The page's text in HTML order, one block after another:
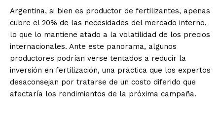
Argentina, si bien es productor de fertilizantes, apenas
cubre el 20% de las necesidades del mercado interno,
lo que lo mantiene atado a la volatilidad de los precios
internacionales. Ante este panorama, algunos
productores podrían verse tentados a reducir la
inversión en fertilización, una práctica que los expertos
desaconsejan por tratarse de un costo diferido que
afectaría los rendimientos de la próxima campaña.